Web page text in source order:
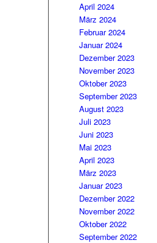
April 2024
März 2024
Februar 2024
Januar 2024
Dezember 2023
November 2023
Oktober 2023
September 2023
August 2023
Juli 2023
Juni 2023
Mai 2023
April 2023
März 2023
Januar 2023
Dezember 2022
November 2022
Oktober 2022
September 2022